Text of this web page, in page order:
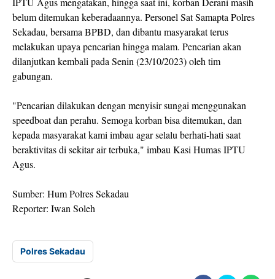
belum ditemukan keberadaannya. Personel Sat Samapta Polres
Sekadau, bersama BPBD, dan dibantu masyarakat terus
melakukan upaya pencarian hingga malam. Pencarian akan
dilanjutkan kembali pada Senin (23/10/2023) oleh tim
gabungan.
"Pencarian dilakukan dengan menyisir sungai menggunakan
speedboat dan perahu. Semoga korban bisa ditemukan, dan
kepada masyarakat kami imbau agar selalu berhati-hati saat
beraktivitas di sekitar air terbuka," imbau Kasi Humas IPTU
Agus.
Sumber: Hum Polres Sekadau
Reporter: Iwan Soleh
Polres Sekadau